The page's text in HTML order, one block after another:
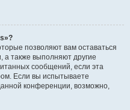
позволяют вам оставаться
а также выполняют другие
сообщений, если эта
Если вы испытываете
конференции, возможно,